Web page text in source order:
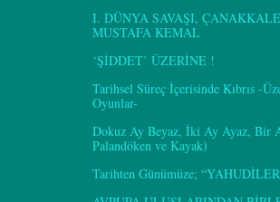
I. DÜNYA SAVAŞI,
MUSTAFA KEMAL
‘ŞİDDET’ ÜZERİNE !
Tarihsel Süreç İçerisinde Kıbrıs -
Oyunlar-
Dokuz Ay Beyaz, İki Ay Ayaz, Bir
Palandöken ve Kayak)
Tarihten Günümüze;